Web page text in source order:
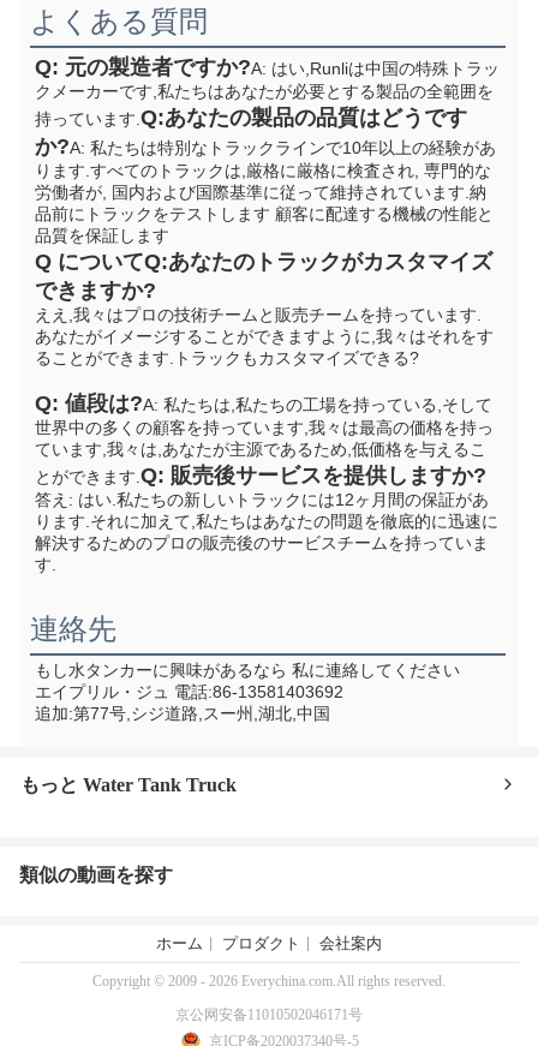
よくある質問
Q: 元の製造者ですか?A: はい,Runliは中国の特殊トラッ
クメーカーです,私たちはあなたが必要とする製品の全範囲を
持っています. Q:あなたの製品の品質はどうです
か?A: 私たちは特別なトラックラインで10年以上の経験があ
ります.すべてのトラックは,厳格に厳格に検査され, 専門的な
労働者が, 国内および国際基準に従って維持されています.納
品前にトラックをテストします 顧客に配達する機械の性能と
品質を保証します
Q についてQ:あなたのトラックがカスタマイズ
できますか?
ええ,我々はプロの技術チームと販売チームを持っています.
あなたがイメージすることができますように,我々はそれをす
ることができます.
トラックもカスタマイズできる?
Q: 値段は?A: 私たちは,私たちの工場を持っている,そして
世界中の多くの顧客を持っています,我々は最高の価格を持っ
ています,我々は,あなたが主源であるため,低価格を与えるこ
とができます. Q: 販売後サービスを提供しますか?
答え: はい.私たちの新しいトラックには12ヶ月間の保証があ
ります.それに加えて,私たちはあなたの問題を徹底的に迅速に
解決するためのプロの販売後のサービスチームを持っていま
す.
連絡先
もし水タンカーに興味があるなら 私に連絡してください
エイプリル・ジュ 電話:86-13581403692
追加:第77号,シジ道路,スー州,湖北,中国
もっと Water Tank Truck
類似の動画を探す
ホーム プロダクト 会社案内
Copyright © 2009 - 2026 Everychina.com.All rights reserved.
京公网安备11010502046171号
京ICP备2020037340号-5